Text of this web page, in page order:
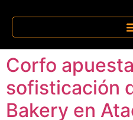
Corfo
sofisticación
Bakery en